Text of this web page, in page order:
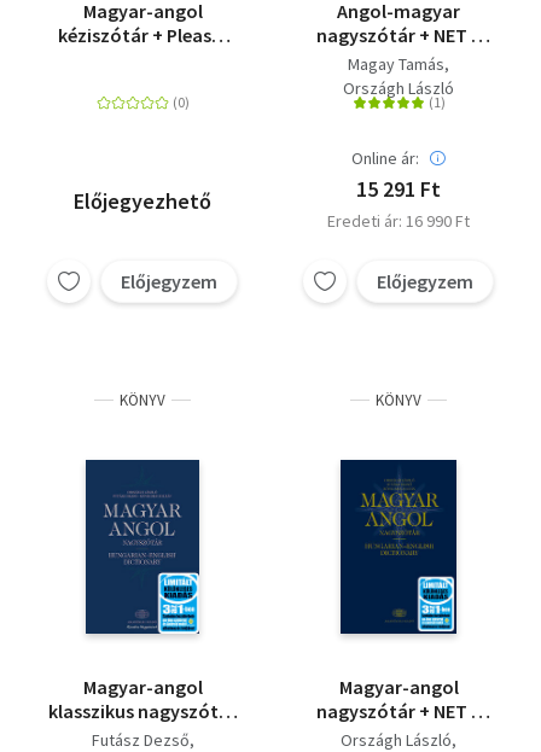
Magyar-angol
kéziszótár + Please,
Előjegyezhető
Előjegyzem
Angol-magyar
nagyszótár + NET +
alkalmazás
Magay Tamás
Országh László
Online ár:
15 291 Ft
Eredeti ár: 16 990 Ft
Előjegyzem
KÖNYV
Magyar-angol
klasszikus nagyszótár
+ NET + alkalmazás
Futász Dezső
KÖNYV
Magyar-angol
nagyszótár + NET +
alkalmazás
Országh László